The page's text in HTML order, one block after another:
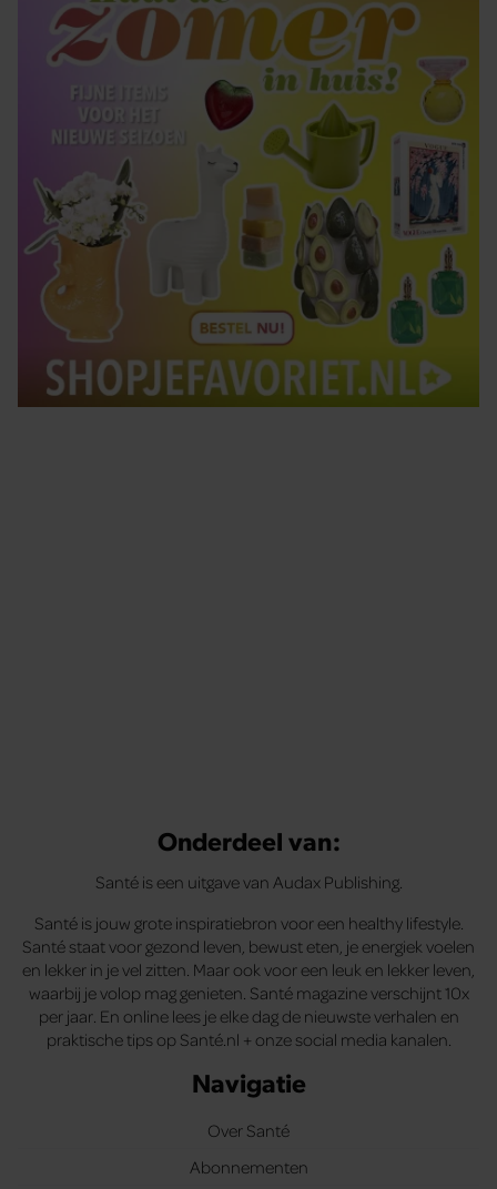
Onderdeel van:
Santé is een uitgave van Audax Publishing.
Santé is jouw grote inspiratiebron voor een healthy lifestyle.
Santé staat voor gezond leven, bewust eten, je energiek voelen
en lekker in je vel zitten. Maar ook voor een leuk en lekker leven,
waarbij je volop mag genieten. Santé magazine verschijnt 10x
per jaar. En online lees je elke dag de nieuwste verhalen en
praktische tips op Santé.nl + onze social media kanalen.
Navigatie
Over Santé
Abonnementen